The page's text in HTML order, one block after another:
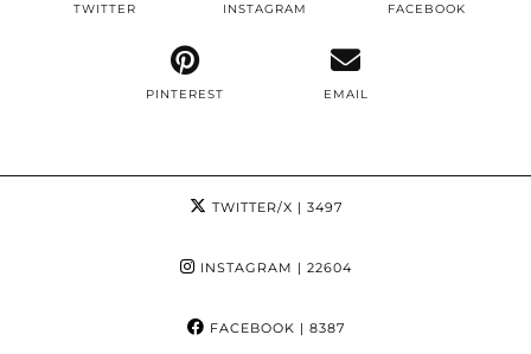
TWITTER INSTAGRAM FACEBOOK
PINTEREST EMAIL
TWITTER/X | 3497
INSTAGRAM | 22604
FACEBOOK | 8387